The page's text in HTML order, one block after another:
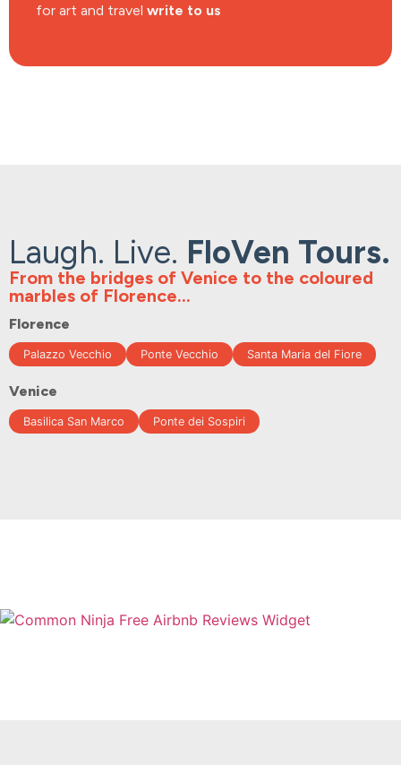
for art and travel write to us
Laugh. Live. FloVen Tours.
From the bridges of Venice to the coloured
marbles of Florence...
Florence
Palazzo Vecchio Ponte Vecchio Santa Maria del Fiore
Venice
Basilica San Marco Ponte dei Sospiri
Free Airbnb Reviews Widget